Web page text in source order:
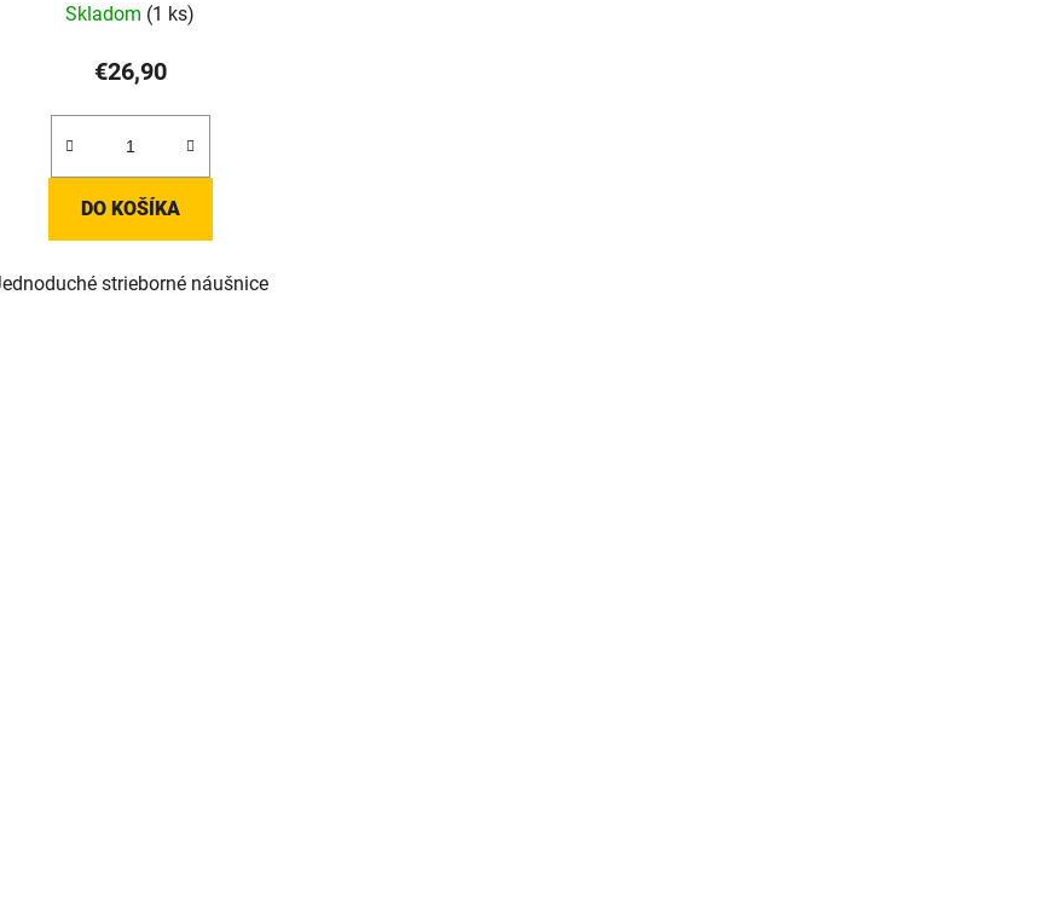
Skladom (1 ks)
€26,90
DO KOŠÍKA
strieborné náušnice